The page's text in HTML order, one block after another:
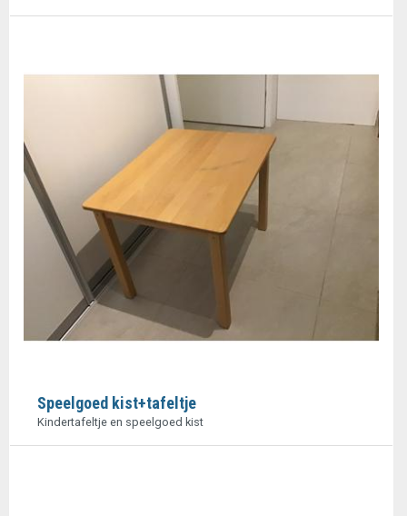
Speelgoed kist+tafeltje
Kindertafeltje en speelgoed kist